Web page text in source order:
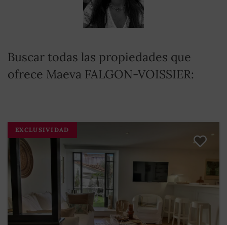
Buscar todas las propiedades que
ofrece Maeva FALGON-VOISSIER:
EXCLUSIVIDAD